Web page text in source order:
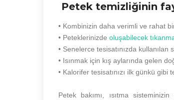
Petek temizliğinin
• Kombinizin daha verimli ve rahat
• Peteklerinizde oluşabilecek
• Senelerce tesisatınızda
• Isınmak için kış aylarında gelen
• Kalorifer tesisatınızı ilk günkü gibi
Petek bakımı, ısıtma